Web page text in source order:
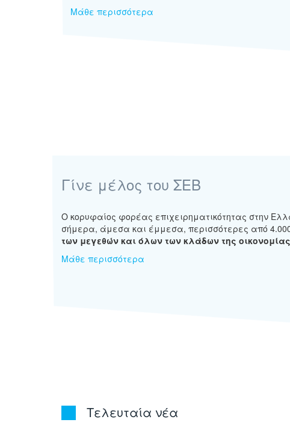
Μάθε περισσότερα
Γίνε μέλος του ΣΕΒ
Ο κορυφαίος φορέας επιχειρηματικότητας στην
σήμερα, άμεσα και έμμεσα, περισσότερες από 4.000
των μεγεθών και όλων των κλάδων της
Μάθε περισσότερα
Τελευταία νέα